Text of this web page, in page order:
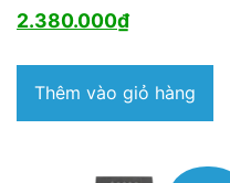
gốc
4.200.000₫.
2.380.000₫Giá
tại
là:
Thêm vào giỏ hàng